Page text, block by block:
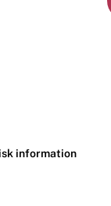
information